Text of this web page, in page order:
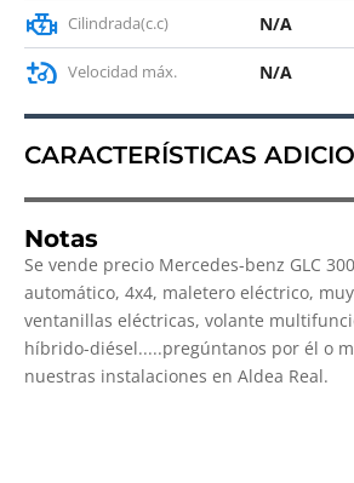
Cilindrada(c.c) N/A
Velocidad máx. N/A
CARACTERÍSTICAS
Notas
Se vende precio Mercedes-benz GLC
automático, 4x4, maletero eléctrico,
ventanillas eléctricas, volante
híbrido-diésel.....pregúntanos por él o
nuestras instalaciones en Aldea Real.